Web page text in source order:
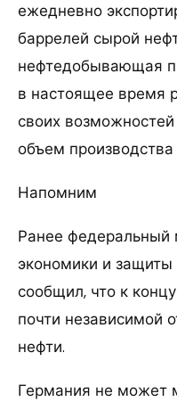
ежедневно
баррелей сырой
нефтедобывающая
в настоящее время
своих возможностей
объем
Напомним
Ранее федеральный
экономики и
сообщил, что к
почти независимой
нефти.
Германия не может